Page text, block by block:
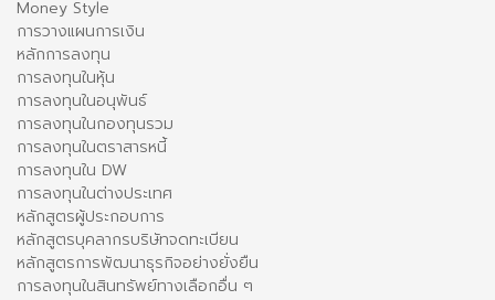
Money Style
การวางแผนการเงิน
หลักการลงทุน
การลงทุนในหุ้น
การลงทุนในอนุพันธ์
การลงทุนในกองทุนรวม
การลงทุนในตราสารหนี้
การลงทุนใน DW
การลงทุนในต่างประเทศ
หลักสูตรผู้ประกอบการ
หลักสูตรบุคลากรบริษัทจดทะเบียน
หลักสูตรการพัฒนาธุรกิจอย่างยั่งยืน
การลงทุนในสินทรัพย์ทางเลือกอื่น ๆ